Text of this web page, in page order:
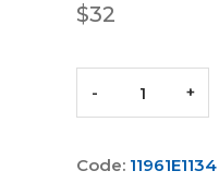
$32
- +
Code: 11961E1134